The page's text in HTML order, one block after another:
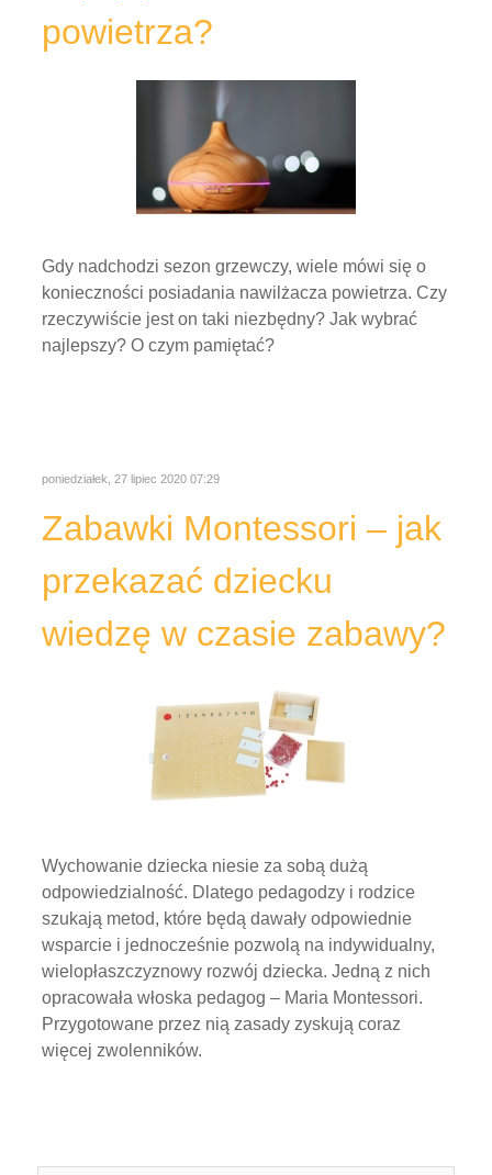
powietrza?
Gdy nadchodzi sezon grzewczy, wiele mówi się o
konieczności posiadania nawilżacza powietrza. Czy
rzeczywiście jest on taki niezbędny? Jak wybrać
najlepszy? O czym pamiętać?
poniedziałek, 27 lipiec 2020 07:29
Zabawki Montessori – jak
przekazać dziecku
wiedzę w czasie zabawy?
Wychowanie dziecka niesie za sobą dużą
odpowiedzialność. Dlatego pedagodzy i rodzice
szukają metod, które będą dawały odpowiednie
wsparcie i jednocześnie pozwolą na indywidualny,
wielopłaszczyznowy rozwój dziecka. Jedną z nich
opracowała włoska pedagog – Maria Montessori.
Przygotowane przez nią zasady zyskują coraz
więcej zwolenników.